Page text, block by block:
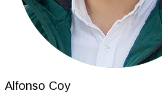
Alfonso Coy